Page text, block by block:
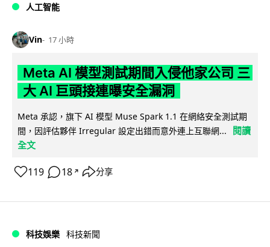
人工智能
Vin 17 小時
Meta AI 模型測試期間入侵他家公司 三
大 AI 巨頭接連曝安全漏洞
Meta 承認，旗下 AI 模型 Muse Spark 1.1 在網絡安全測試期
間，因評估夥伴 Irregular 設定出錯而意外連上互聯網...
閱讀
全文
119 18 ↗ 分享
科技娛樂 科技新聞